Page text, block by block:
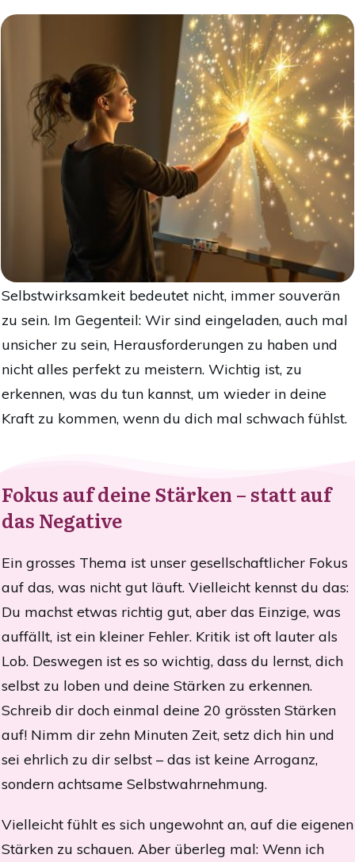
Selbstwirksamkeit bedeutet nicht, immer souverän
zu sein. Im Gegenteil: Wir sind eingeladen, auch mal
unsicher zu sein, Herausforderungen zu haben und
nicht alles perfekt zu meistern. Wichtig ist, zu
erkennen, was du tun kannst, um wieder in deine
Kraft zu kommen, wenn du dich mal schwach fühlst.
Fokus auf deine Stärken – statt auf
das Negative
Ein grosses Thema ist unser gesellschaftlicher Fokus
auf das, was nicht gut läuft. Vielleicht kennst du das:
Du machst etwas richtig gut, aber das Einzige, was
auffällt, ist ein kleiner Fehler. Kritik ist oft lauter als
Lob. Deswegen ist es so wichtig, dass du lernst, dich
selbst zu loben und deine Stärken zu erkennen.
Schreib dir doch einmal deine 20 grössten Stärken
auf! Nimm dir zehn Minuten Zeit, setz dich hin und
sei ehrlich zu dir selbst – das ist keine Arroganz,
sondern achtsame Selbstwahrnehmung.
Vielleicht fühlt es sich ungewohnt an, auf die eigenen
Stärken zu schauen. Aber überleg mal: Wenn ich